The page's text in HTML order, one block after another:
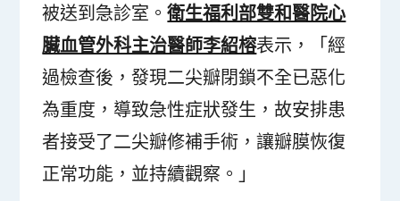
被送到急診室。衛生福利部雙和醫院心
臟血管外科主治醫師李紹榕表示，「經
過檢查後，發現二尖瓣閉鎖不全已惡化
為重度，導致急性症狀發生，故安排患
者接受了二尖瓣修補手術，讓瓣膜恢復
正常功能，並持續觀察。」